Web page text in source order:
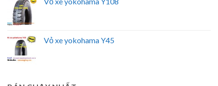
Vỏ xe yokohama Y45